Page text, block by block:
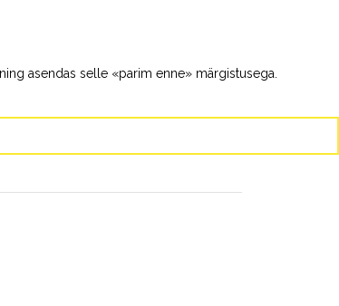
asendas selle «parim enne» märgistusega.